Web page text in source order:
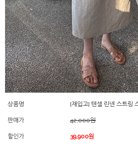
상품명 [재입고] 텐셀 린넨 스트링
판매가 42,000원
할인가 39,900원